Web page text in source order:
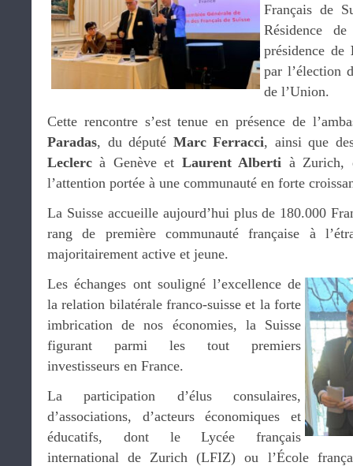
Français de
Résidence
présidence de
par l’élection
de l’Union.
Cette rencontre s’est tenue en présence de
Paradas, du député Marc Ferracci, ainsi que
Leclerc à Genève et Laurent Alberti à Zurich,
l’attention portée à une communauté en forte
La Suisse accueille aujourd’hui plus de 180.000
rang de première communauté française à
majoritairement active et jeune.
Les échanges ont souligné l’excellence de
la relation bilatérale franco-suisse et la forte
imbrication de nos économies, la Suisse
figurant parmi les tout premiers
investisseurs en France.
La participation d’élus consulaires,
d’associations, d’acteurs économiques et
éducatifs, dont le Lycée français
international de Zurich (LFIZ) ou l’École